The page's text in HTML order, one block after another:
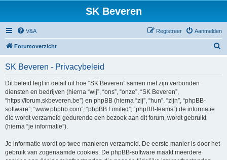
SK Beveren
V&A Aanmelden
Registreer
Forumoverzicht
SK Beveren - Privacybeleid
Dit beleid legt in detail uit hoe “SK Beveren” samen met zijn verbonden
diensten en bedrijven (hierna “wij”, “ons”, “onze”, “SK Beveren”,
“https://forum.skbeveren.be”) en phpBB (hierna “zij”, “hun”, “zijn”, “phpBB-
software”, “www.phpbb.com”, “phpBB Limited”, “phpBB-teams”) de informatie
die wordt verzameld gedurende een bezoek aan dit forum, wordt gebruikt
(hierna “je informatie”).
Je informatie wordt op twee manieren verzameld. De eerste manier is door het
gebruik van zogenaamde cookies. De phpBB-software maakt meerdere